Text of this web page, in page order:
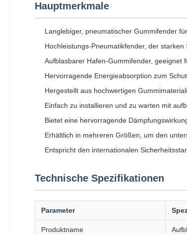
Hauptmerkmale
Langlebiger, pneumatischer Gummifender
Hochleistungs-Pneumatikfender, der
Aufblasbarer Hafen-Gummifender, geeignet
Hervorragende Energieabsorption zum
Hergestellt aus hochwertigen
Einfach zu installieren und zu warten mit
Bietet eine hervorragende
Erhältlich in mehreren Größen, um den
Entspricht den internationalen
Technische Spezifikationen
Parameter
Produktname